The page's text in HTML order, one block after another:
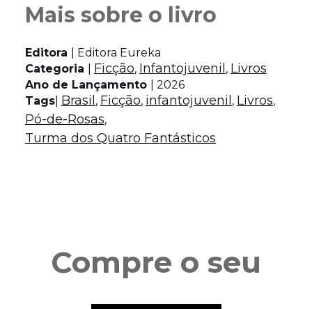
Mais sobre o livro
Editora
| Editora Eureka
Categoria
Ficção, Infantojuvenil , Livros
Ano de Lançamento
| 2026
Tags Brasil , Ficção, infantojuvenil , Livros,
Pó-de-Rosas,
Turma dos Quatro Fantásticos
Compre o seu